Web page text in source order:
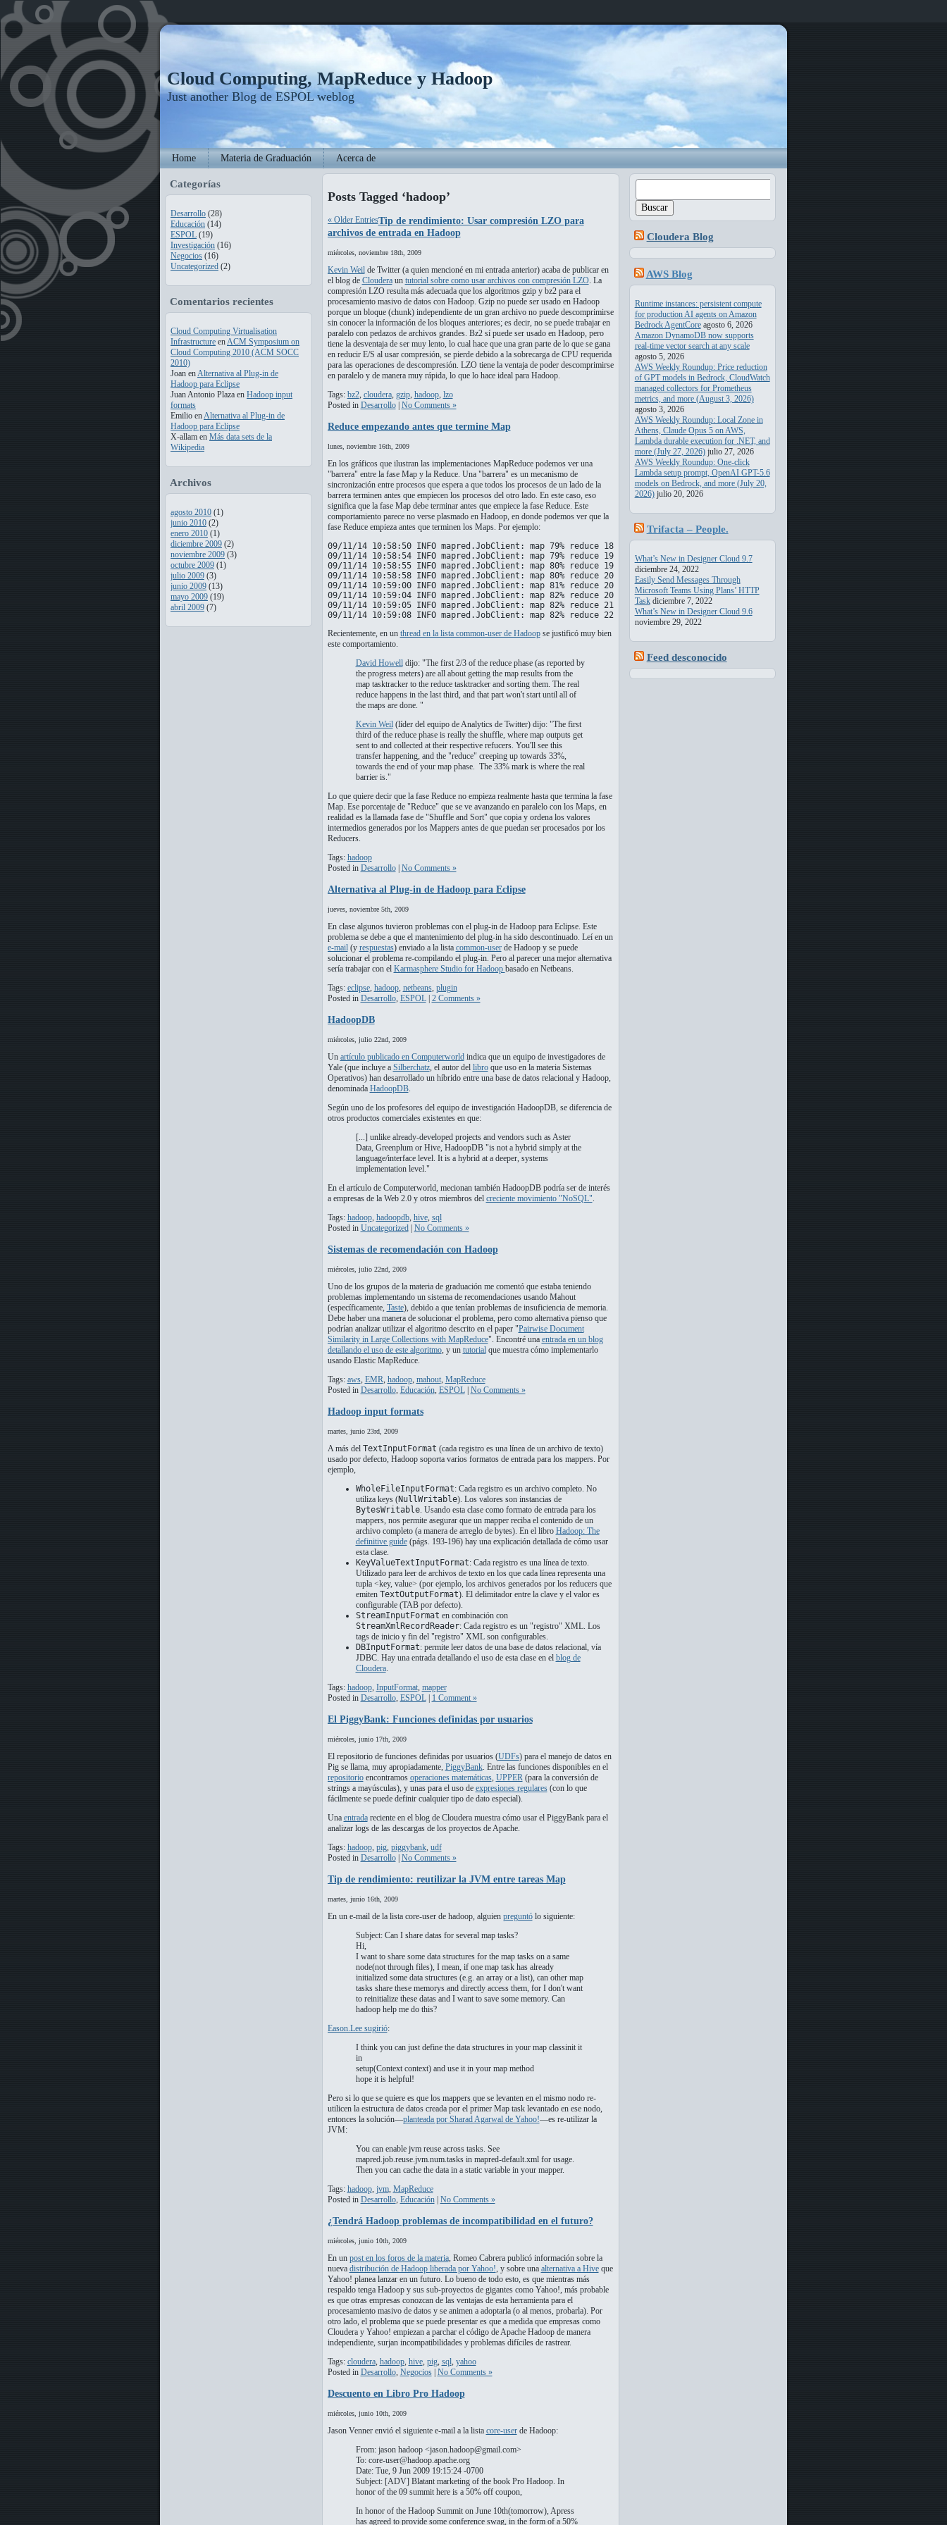
Cloud Computing, MapReduce y Hadoop
Just another Blog de ESPOL weblog
Home Materia de Graduación Acerca de
Categorías
Desarrollo (28)
Educación (14)
ESPOL (19)
Investigación (16)
Negocios (16)
Uncategorized (2)
Comentarios recientes
Cloud Computing Virtualisation
Infrastructure enACM Symposium on
Cloud Computing 2010 (ACM SOCC
2010)
Joan enAlternativa al Plug-in de
Hadoop para Eclipse
Juan Antonio Plaza en Hadoop input
formats
Emilio enAlternativa al Plug-in de
Hadoop para Eclipse
X-allam en Más data sets de la
Wikipedia
Archivos
agosto 2010 (1)
junio 2010 (2)
enero 2010 (1)
diciembre 2009 (2)
noviembre 2009 (3)
octubre 2009 (1)
julio 2009 (3)
junio 2009 (13)
mayo 2009 (19)
abril 2009 (7)
Posts Tagged ‘hadoop’
« Older EntriesTip de rendimiento: Usar compresión LZO para
archivos de entrada en Hadoop
miércoles, noviembre 18th, 2009
Kevin Weilde Twitter (a quien mencioné en mi entrada anterior) acaba de publicar en
el blog de Clouderaun tutorial sobre como usar archivos con compresión LZO. La
compresión LZO resulta más adecuada que los algoritmos gzip y bz2 para el
procesamiento masivo de datos con Hadoop. Gzip no puede ser usado en Hadoop
porque un bloque (chunk) independiente de un gran archivo no puede descomprimirse
sin conocer la información de los bloques anteriores; es decir, no se puede trabajar en
paralelo con pedazos de archivos grandes. Bz2 sí puede ser usado en Hadoop, pero
tiene la desventaja de ser muy lento, lo cual hace que una gran parte de lo que se gana
en reducir E/S al usar compresión, se pierde debido a la sobrecarga de CPU requerida
para las operaciones de descompresión. LZO tiene la ventaja de poder descomprimirse
en paralelo y de manera muy rápida, lo que lo hace ideal para Hadoop.
Tags: bz2, cloudera, gzip, hadoop, lzo
Posted in Desarrollo| No Comments »
Reduce empezando antes que termine Map
lunes, noviembre 16th, 2009
En los gráficos que ilustran las implementaciones MapReduce podemos ver una
"barrera" entre la fase Map y la Reduce. Una "barrera" es un mecanismo de
sincronización entre procesos que espera a que todos los procesos de un lado de la
barrera terminen antes que empiecen los procesos del otro lado. En este caso, eso
significa que la fase Map debe terminar antes que empiece la fase Reduce. Este
comportamiento parece no verse plasmado en Hadoop, en donde podemos ver que la
fase Reduce empieza antes que terminen los Maps. Por ejemplo:
09/11/14 10:58:50 INFO mapred.JobClient: map 79% reduce 18%
09/11/14 10:58:54 INFO mapred.JobClient: map 79% reduce 19%
09/11/14 10:58:55 INFO mapred.JobClient: map 80% reduce 19%
09/11/14 10:58:58 INFO mapred.JobClient: map 80% reduce 20%
09/11/14 10:59:00 INFO mapred.JobClient: map 81% reduce 20%
09/11/14 10:59:04 INFO mapred.JobClient: map 82% reduce 20%
09/11/14 10:59:05 INFO mapred.JobClient: map 82% reduce 21%
09/11/14 10:59:08 INFO mapred.JobClient: map 82% reduce 22%
Recientemente, en un thread en la lista common-user de Hadoopse justificó muy bien
este comportamiento.
David Howelldijo: "The first 2/3 of the reduce phase (as reported by
the progress meters) are all about getting the map results from the
map tasktracker to the reduce tasktracker and sorting them. The real
reduce happens in the last third, and that part won't start until all of
the maps are done. "
Kevin Weil(líder del equipo de Analytics de Twitter) dijo: "The first
third of the reduce phase is really the shuffle, where map outputs get
sent to and collected at their respective refucers. You'll see this
transfer happening, and the "reduce" creeping up towards 33%,
towards the end of your map phase. The 33% mark is where the real
barrier is."
Lo que quiere decir que la fase Reduce no empieza realmente hasta que termina la fase
Map. Ese porcentaje de "Reduce" que se ve avanzando en paralelo con los Maps, en
realidad es la llamada fase de "Shuffle and Sort" que copia y ordena los valores
intermedios generados por los Mappers antes de que puedan ser procesados por los
Reducers.
Tags: hadoop
Posted in Desarrollo| No Comments »
Alternativa al Plug-in de Hadoop para Eclipse
jueves, noviembre 5th, 2009
En clase algunos tuvieron problemas con el plug-in de Hadoop para Eclipse. Este
problema se debe a que el mantenimiento del plug-in ha sido descontinuado. Leí en un
e-mail(y respuestas) enviado a la lista common-userde Hadoop y se puede
solucionar el problema re-compilando el plug-in. Pero al parecer una mejor alternativa
sería trabajar con el Karmasphere Studio for Hadoop basado en Netbeans.
Tags: eclipse, hadoop, netbeans, plugin
Posted in Desarrollo, ESPOL| 2 Comments »
HadoopDB
miércoles, julio 22nd, 2009
Un artículo publicado en Computerworldindica que un equipo de investigadores de
Yale (que incluye a Silberchatz, el autor del libroque uso en la materia Sistemas
Operativos) han desarrollado un híbrido entre una base de datos relacional y Hadoop,
denominada HadoopDB.
Según uno de los profesores del equipo de investigación HadoopDB, se diferencia de
otros productos comerciales existentes en que:
[...] unlike already-developed projects and vendors such as Aster
Data, Greenplum or Hive, HadoopDB "is not a hybrid simply at the
language/interface level. It is a hybrid at a deeper, systems
implementation level."
En el artículo de Computerworld, mecionan también HadoopDB podría ser de interés
a empresas de la Web 2.0 y otros miembros del creciente movimiento "NoSQL".
Tags: hadoop, hadoopdb, hive, sql
Posted in Uncategorized| No Comments »
Sistemas de recomendación con Hadoop
miércoles, julio 22nd, 2009
Uno de los grupos de la materia de graduación me comentó que estaba teniendo
problemas implementando un sistema de recomendaciones usando Mahout
(específicamente, Taste), debido a que tenían problemas de insuficiencia de memoria.
Debe haber una manera de solucionar el problema, pero como alternativa pienso que
podrían analizar utilizar el algoritmo descrito en el paper "Pairwise Document
Similarity in Large Collections with MapReduce". Encontré una entrada en un blog
detallando el uso de este algoritmo, y un tutorialque muestra cómo implementarlo
usando Elastic MapReduce.
Tags: aws, EMR, hadoop, mahout, MapReduce
Posted in Desarrollo, Educación, ESPOL| No Comments »
Hadoop input formats
martes, junio 23rd, 2009
A más del TextInputFormat (cada registro es una línea de un archivo de texto)
usado por defecto, Hadoop soporta varios formatos de entrada para los mappers. Por
ejemplo,
WholeFileInputFormat: Cada registro es un archivo completo. No
utiliza keys (NullWritable). Los valores son instancias de
BytesWritable. Usando esta clase como formato de entrada para los
mappers, nos permite asegurar que un mapper reciba el contenido de un
archivo completo (a manera de arreglo de bytes). En el libro Hadoop: The
definitive guide(págs. 193-196) hay una explicación detallada de cómo usar
esta clase.
KeyValueTextInputFormat: Cada registro es una línea de texto.
Utilizado para leer de archivos de texto en los que cada línea representa una
tupla <key, value> (por ejemplo, los archivos generados por los reducers que
emiten TextOutputFormat). El delimitador entre la clave y el valor es
configurable (TAB por defecto).
StreamInputFormat en combinación con
StreamXmlRecordReader: Cada registro es un "registro" XML. Los
tags de inicio y fin del "registro" XML son configurables.
DBInputFormat: permite leer datos de una base de datos relacional, vía
JDBC. Hay una entrada detallando el uso de esta clase en el blog de
Cloudera.
Tags: hadoop, InputFormat, mapper
Posted in Desarrollo, ESPOL| 1 Comment »
El PiggyBank: Funciones definidas por usuarios
miércoles, junio 17th, 2009
El repositorio de funciones definidas por usuarios (UDFs) para el manejo de datos en
Pig se llama, muy apropiadamente, PiggyBank. Entre las funciones disponibles en el
repositorioencontramos operaciones matemáticas, UPPER(para la conversión de
strings a mayúsculas), y unas para el uso de expresiones regulares(con lo que
fácilmente se puede definir cualquier tipo de dato especial).
Una entradareciente en el blog de Cloudera muestra cómo usar el PiggyBank para el
analizar logs de las descargas de los proyectos de Apache.
Tags: hadoop, pig, piggybank, udf
Posted in Desarrollo| No Comments »
Tip de rendimiento: reutilizar la JVM entre tareas Map
martes, junio 16th, 2009
En un e-mail de la lista core-user de hadoop, alguien preguntólo siguiente:
Subject: Can I share datas for several map tasks?
Hi,
I want to share some data structures for the map tasks on a same
node(not through files), I mean, if one map task has already
initialized some data structures (e.g. an array or a list), can other map
tasks share these memorys and directly access them, for I don't want
to reinitialize these datas and I want to save some memory. Can
hadoop help me do this?
Eason.Lee sugirió:
I think you can just define the data structures in your map classinit it
in
setup(Context context) and use it in your map method
hope it is helpful!
Pero si lo que se quiere es que los mappers que se levanten en el mismo nodo re-
utilicen la estructura de datos creada por el primer Map task levantado en ese nodo,
entonces la solución—planteada por Sharad Agarwal de Yahoo!—es re-utilizar la
JVM:
You can enable jvm reuse across tasks. See
mapred.job.reuse.jvm.num.tasks in mapred-default.xml for usage.
Then you can cache the data in a static variable in your mapper.
Tags: hadoop, jvm, MapReduce
Posted in Desarrollo, Educación| No Comments »
¿Tendrá Hadoop problemas de incompatibilidad en el futuro?
miércoles, junio 10th, 2009
En un post en los foros de la materia, Romeo Cabrera publicó información sobre la
nueva distribución de Hadoop liberada por Yahoo!, y sobre una alternativa a Hiveque
Yahoo! planea lanzar en un futuro. Lo bueno de todo esto, es que mientras más
respaldo tenga Hadoop y sus sub-proyectos de gigantes como Yahoo!, más probable
es que otras empresas conozcan de las ventajas de esta herramienta para el
procesamiento masivo de datos y se animen a adoptarla (o al menos, probarla). Por
otro lado, el problema que se puede presentar es que a medida que empresas como
Cloudera y Yahoo! empiezan a parchar el código de Apache Hadoop de manera
independiente, surjan incompatibilidades y problemas difíciles de rastrear.
Tags: cloudera, hadoop, hive, pig, sql, yahoo
Posted in Desarrollo, Negocios| No Comments »
Descuento en Libro Pro Hadoop
miércoles, junio 10th, 2009
Jason Venner envió el siguiente e-mail a la lista core-userde Hadoop:
From: jason hadoop <jason.hadoop@gmail.com>
To: core-user@hadoop.apache.org
Date: Tue, 9 Jun 2009 19:15:24 -0700
Subject: [ADV] Blatant marketing of the book Pro Hadoop. In
honor of the 09 summit here is a 50% off coupon,
In honor of the Hadoop Summit on June 10th(tomorrow), Apress
has agreed to provide some conference swag, in the form of a 50%
Buscar:
Cloudera Blog
AWS Blog
Runtime instances: persistent compute
for production AI agents on Amazon
Bedrock AgentCore agosto 6, 2026
Amazon DynamoDB now supports
real-time vector search at any scale
agosto 5, 2026
AWS Weekly Roundup: Price reduction
of GPT models in Bedrock, CloudWatch
managed collectors for Prometheus
metrics, and more (August 3, 2026)
agosto 3, 2026
AWS Weekly Roundup: Local Zone in
Athens, Claude Opus 5 on AWS,
Lambda durable execution for .NET, and
more (July 27, 2026) julio 27, 2026
AWS Weekly Roundup: One-click
Lambda setup prompt, OpenAI GPT-5.6
models on Bedrock, and more (July 20,
2026) julio 20, 2026
Trifacta – People.
What’s New in Designer Cloud 9.7
diciembre 24, 2022
Easily Send Messages Through
Microsoft Teams Using Plans’ HTTP
Task diciembre 7, 2022
What’s New in Designer Cloud 9.6
noviembre 29, 2022
Feed desconocido